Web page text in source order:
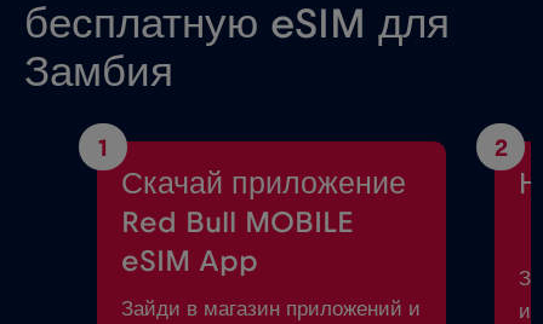
бесплатную eSIM для
Замбия
1
Скачай приложение
Red Bull MOBILE
eSIM App
Зайди в магазин приложений и
2